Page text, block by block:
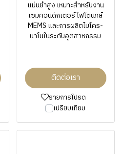
แม่นยำสูง เหมาะสำหรับงาน
เซมิคอนดักเตอร์ โฟโตนิกส์
MEMS และการผลิตไมโคร-
นาโนในระดับอุตสาหกรรม
ติดต่อเรา
รายการโปรด
เปรียบเทียบ